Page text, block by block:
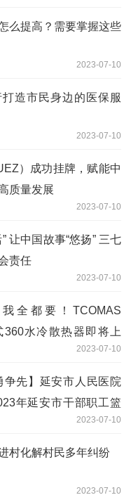
么提高？需要掌握这些
2023-07-10
造市民身边的医保服
2023-07-10
）成功挂牌，赋能中
质量发展
2023-07-10
让中国故事“悠扬” 三七
责任
2023-07-10
全都要！TCOMAS
360水冷散热器即将上
2023-07-10
争先】延安市人民医院
年延安市干部职工篮
2023-07-10
村化解村民多年纠纷
2023-07-10